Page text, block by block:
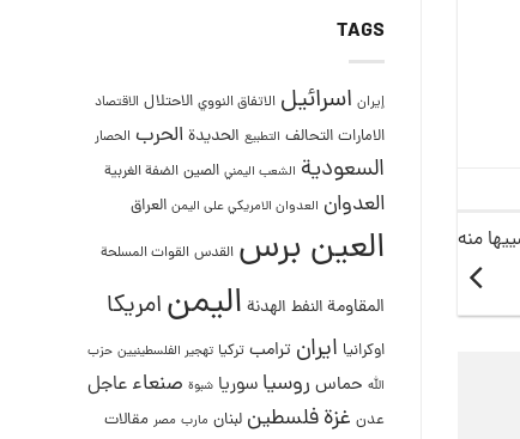
منه
TAGS
إيران اسرائيل الاتفاق النووي الاحتلال الاقتصاد
الامارات التحالف التطبيع الحديدة الحرب الحصار
السعودية الشعب اليمني الصين الضفة الغربية
العدوان العدوان الامريكي على اليمن العراق
العين برس القدس القوات المسلحة
المقاومةالنفط الهدنة اليمنامريكا
اوكرانيا ايران ترامب تركيا تهجير الفلسطينيين حزب
الله حماس روسيا سوريا شبوة صنعاء عاجل
عدن غزةفلسطين لبنان مارب مصر مقالات